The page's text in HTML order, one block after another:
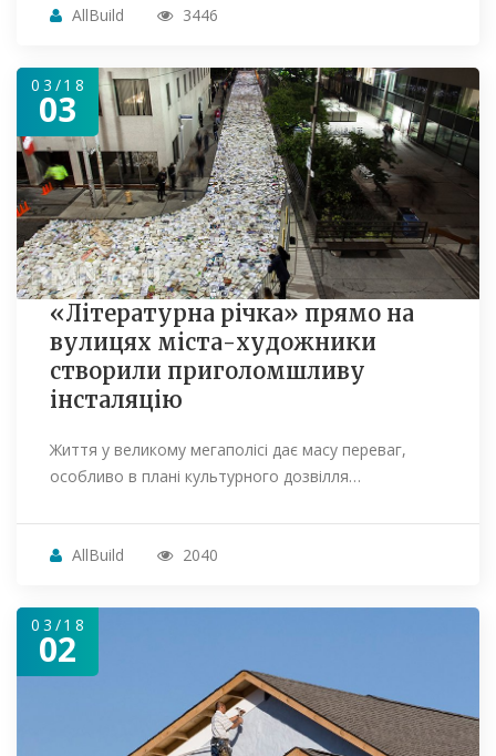
AllBuild 3446
03/18
03
«Літературна річка» прямо на
вулицях міста-художники
створили приголомшливу
інсталяцію
Життя у великому мегаполісі дає масу переваг,
особливо в плані культурного дозвілля…
AllBuild 2040
03/18
02